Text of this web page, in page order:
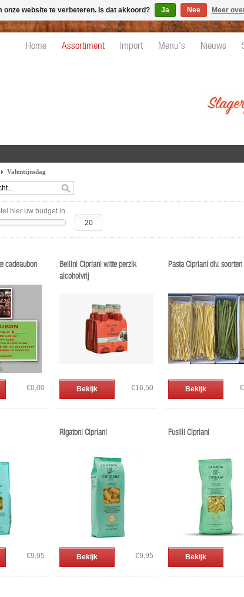
Home Assortiment Import Menu's Nieuws
Valentijnsdag
hier uw budget in
cadeaubon
€0,00
Bellini Cipriani witte perzik
alcoholvrij
Bekijk €16,50
Pasta Cipriani div. soorten
Bekijk
€9,95
Rigatoni Cipriani
Bekijk €9,95
Fusilli Cipriani
Bekijk
onze website te verbeteren. Is dat akkoord? Ja Nee Meer